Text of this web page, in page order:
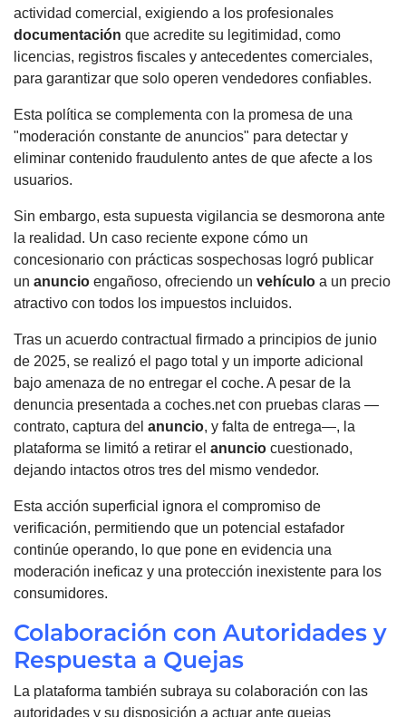
actividad comercial, exigiendo a los profesionales
documentación que acredite su legitimidad, como
licencias, registros fiscales y antecedentes comerciales,
para garantizar que solo operen vendedores confiables.
Esta política se complementa con la promesa de una
"moderación constante de anuncios" para detectar y
eliminar contenido fraudulento antes de que afecte a los
usuarios.
Sin embargo, esta supuesta vigilancia se desmorona ante
la realidad. Un caso reciente expone cómo un
concesionario con prácticas sospechosas logró publicar
un anuncio engañoso, ofreciendo un vehículo a un precio
atractivo con todos los impuestos incluidos.
Tras un acuerdo contractual firmado a principios de junio
de 2025, se realizó el pago total y un importe adicional
bajo amenaza de no entregar el coche. A pesar de la
denuncia presentada a coches.net con pruebas claras —
contrato, captura del anuncio, y falta de entrega—, la
plataforma se limitó a retirar el anuncio cuestionado,
dejando intactos otros tres del mismo vendedor.
Esta acción superficial ignora el compromiso de
verificación, permitiendo que un potencial estafador
continúe operando, lo que pone en evidencia una
moderación ineficaz y una protección inexistente para los
consumidores.
Colaboración con Autoridades y
Respuesta a Quejas
La plataforma también subraya su colaboración con las
autoridades y su disposición a actuar ante quejas